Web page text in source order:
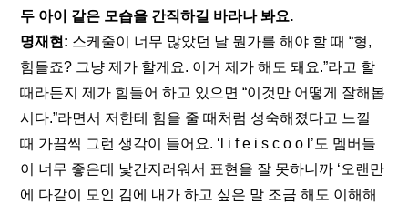
두 아이 같은 모습을 간직하길 바라나 봐요.
명재현: 스케줄이 너무 많았던 날 뭔가를 해야 할 때 “형,
힘들죠? 그냥 제가 할게요. 이거 제가 해도 돼요.”라고 할
때라든지 제가 힘들어 하고 있으면 “이것만 어떻게 잘해봅
시다.”라면서 저한테 힘을 줄 때처럼 성숙해졌다고 느낄
때 가끔씩 그런 생각이 들어요. ‘l i f e i s c o o l’도 멤버들
이 너무 좋은데 낯간지러워서 표현을 잘 못하니까 ‘오랜만
에 다같이 모인 김에 내가 하고 싶은 말 조금 해도 이해해